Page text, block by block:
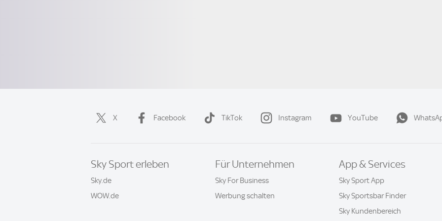
X Facebook TikTok Instagram YouTube
Sky Sport erleben
Sky.de
WOW.de
Für Unternehmen
Sky For Business
Werbung schalten
App & Services
Sky Sport App
Sky Sportsbar Finder
Sky Kundenbereich